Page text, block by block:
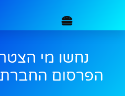
נחשו מי
הפרסום